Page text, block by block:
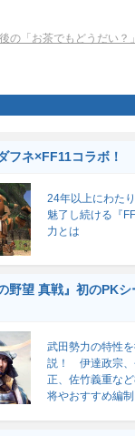
の「お茶でもどうだい？
フネ×FF11コラボ！
24年以上にわた
魅了し続ける『
力とは
野望 真戦』初のPK
武田勢力の特性
説！ 伊達政宗、
正、佐竹義重な
将やおすすめ編制